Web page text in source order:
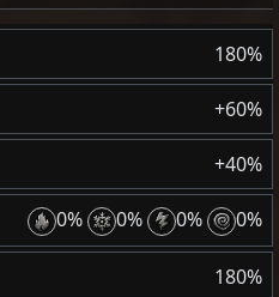
180%
+60%
+40%
0% 0% 0% 0%
180%